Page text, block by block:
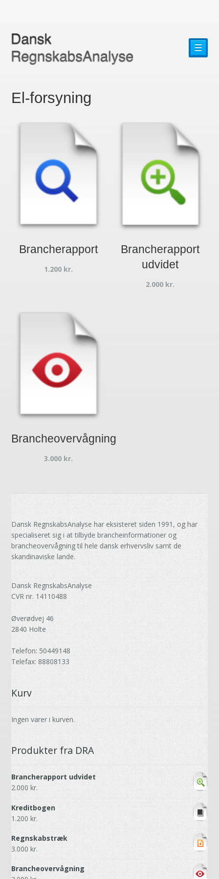
☰
El-forsyning
Brancherapport
1.200 kr.
Brancherapport
udvidet
2.000 kr.
Brancheovervågning
3.000 kr.
Dansk RegnskabsAnalyse har eksisteret siden 1991, og har
specialiseret sig i at tilbyde brancheinformationer og
brancheovervågning til hele dansk erhvervsliv samt de
skandinaviske lande.
Dansk RegnskabsAnalyse
CVR nr. 14110488
Øverødvej 46
2840 Holte
Telefon: 50449148
Telefax: 88808133
Kurv
Ingen varer i kurven.
Produkter fra DRA
Brancherapport udvidet
2.000 kr.
Kreditbogen
1.200 kr.
Regnskabstræk
3.000 kr.
Brancheovervågning